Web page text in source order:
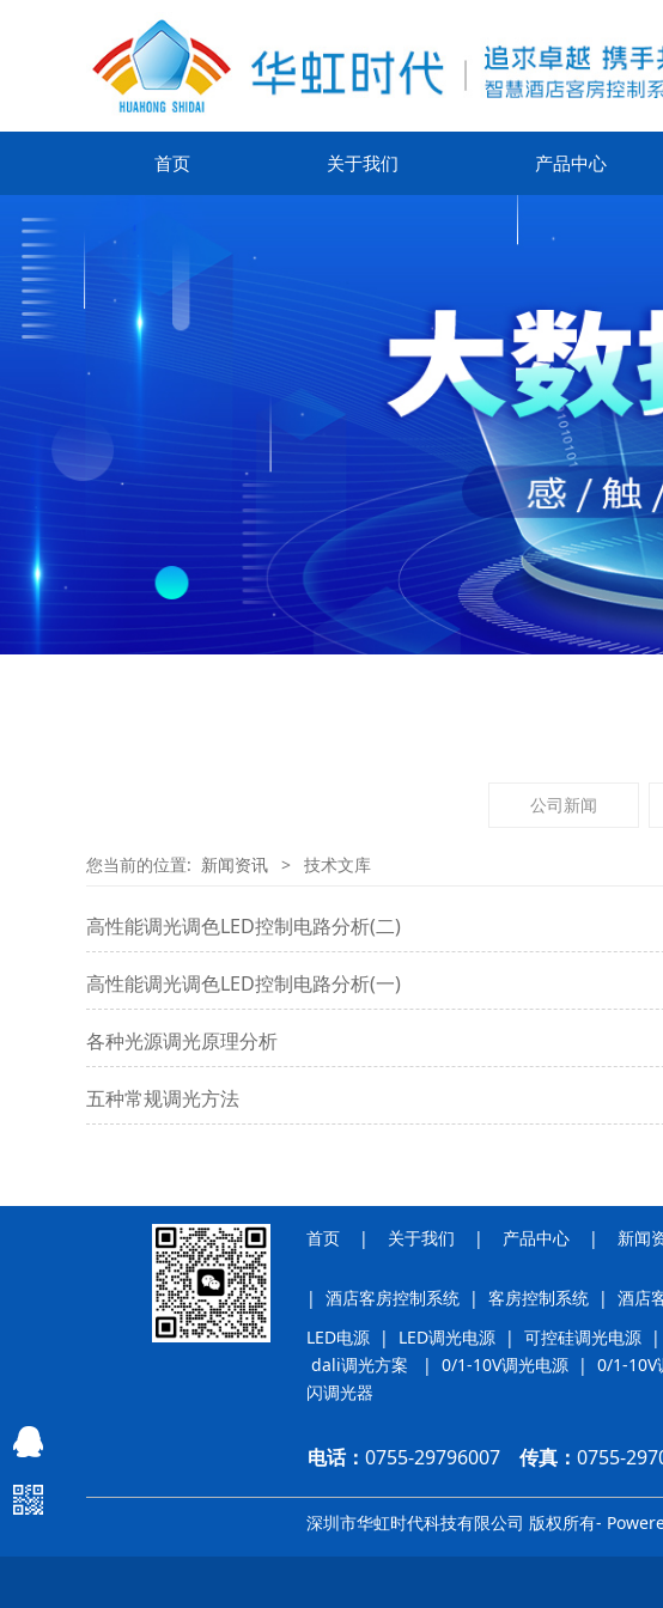
首页 关于我们 产品中心
公司新闻
您当前的位置: 新闻资讯 > 技术文库
高性能调光调色LED控制电路分析(二)
高性能调光调色LED控制电路分析(一)
各种光源调光原理分析
五种常规调光方法
首页 | 关于我们 | 产品中心 | 新闻
| 酒店客房控制系统 | 客房控制系统 | 酒店
LED电源 | LED调光电源 | 可控硅调光电源
dali调光方案
| 0/1-10V调光电源 | 0/1-10V
闪调光器
电话： 0755-29796007 传真： 0755-
深圳市华虹时代科技有限公司 版权所有-